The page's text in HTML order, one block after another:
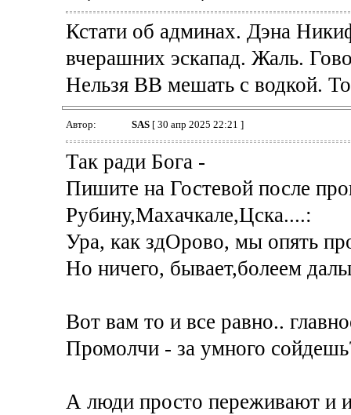
Кстати об админах. Дэна
вчерашних эскапад. Жаль.
Нельзя ВВ мешать с водкой.
Автор: SAS[ 30 апр 2025 22:21 ]
Так ради Бога -
Пишите на Гостевой после
Рубину,Махачкале,Цска....:
Ура, как здОрово, мы опять
Но ничего, бывает,болеем
Вот вам то и все равно..
Промолчи - за умного
А люди просто переживают и